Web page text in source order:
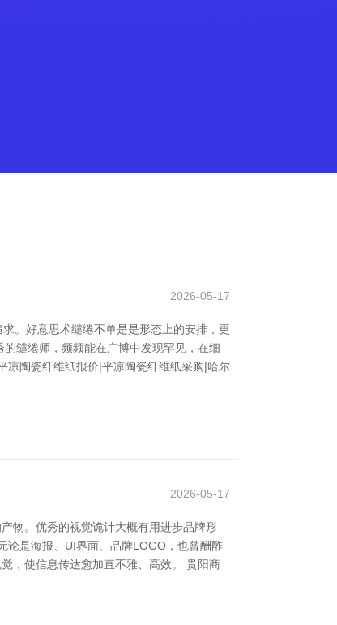
2026-05-17
。好意思术缱绻不单是是形态上的安排，更
缱绻师，频频能在广博中发现罕见，在细
凉陶瓷纤维纸报价|平凉陶瓷纤维纸采购|哈尔
2026-05-17
物。优秀的视觉诡计大概有用进步品牌形
论是海报、UI界面、品牌LOGO，也曾酬酢
，使信息传达愈加直不雅、高效。 贵阳商